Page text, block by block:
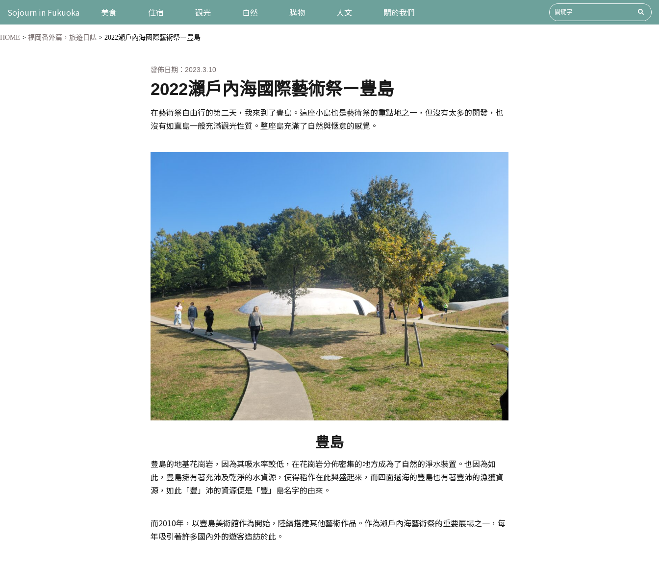
Sojourn in Fukuoka 美食 住宿 觀光 自然 購物 人文 關於我們
HOME > 福岡番外篇，旅遊日誌 > 2022瀨戶內海國際藝術祭ー豊島
發佈日期：2023.3.10
2022瀨戶內海國際藝術祭ー豊島
在藝術祭自由行的第二天，我來到了豊島。這座小島也是藝術祭的重點地之一，但沒有太多的開發，也
沒有如直島一般充滿觀光性質。整座島充滿了自然與愜意的感覺。
豊島
豊島的地基花崗岩，因為其吸水率較低，在花崗岩分佈密集的地方成為了自然的淨水裝置。也因為如
此，豊島擁有著充沛及乾淨的水資源，使得稻作在此興盛起來，而四面還海的豐島也有著豐沛的漁獲資
源，如此「豐」沛的資源便是「豐」島名字的由來。
而2010年，以豐島美術館作為開始，陸續搭建其他藝術作品。作為瀨戶內海藝術祭的重要展場之一，每
年吸引著許多國內外的遊客造訪於此。